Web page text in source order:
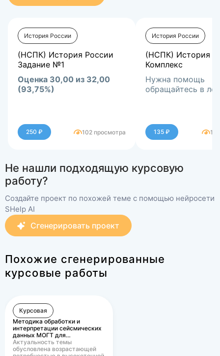
История России
(НСПК) История России
Задание №1
Оценка 30,00 из 32,00
(93,75%)
250 ₽ 102 просмотра
История России
(НСПК) История
Комплекс
Нужна помощь
обращайтесь в лс
135 ₽
Не нашли подходящую курсовую
работу?
Создайте проект по похожей теме с помощью нейросети
SHelp AI
Сгенерировать проект
Похожие сгенерированные
курсовые работы
Курсовая
Методика обработки и
интерпретации сейсмических
данных МОГТ для…
Актуальность темы
обусловлена возрастающей